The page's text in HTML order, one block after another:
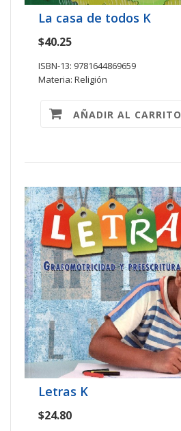
La casa de todos K
$40.25
ISBN-13: 9781644869659
Materia: Religión
AÑADIR AL CARRITO
Letras K
$24.80